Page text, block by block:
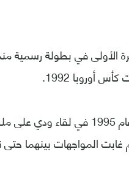
أوروبا 1992.
والتقى المنتخبان عام
بينهما حتى نوفمبر/تشرين الثاني